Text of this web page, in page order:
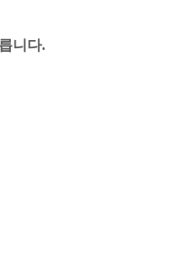
니다.